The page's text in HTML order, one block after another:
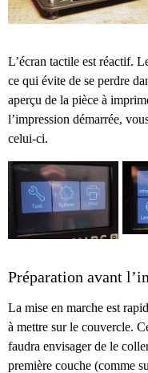
L’écran tactile est réactif.
ce qui évite de se perdre
aperçu de la pièce à
l’impression démarrée,
celui-ci.
Préparation avant
La mise en marche est
à mettre sur le couvercle.
faudra envisager de le
première couche (comme